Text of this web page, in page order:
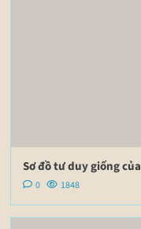
Sơ đồ tư duy giống
0 1848